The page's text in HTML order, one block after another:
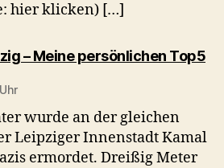
hier klicken) […]
– Meine persönlichen Top5
wurde an der gleichen
Leipziger Innenstadt Kamal
ermordet. Dreißig Meter